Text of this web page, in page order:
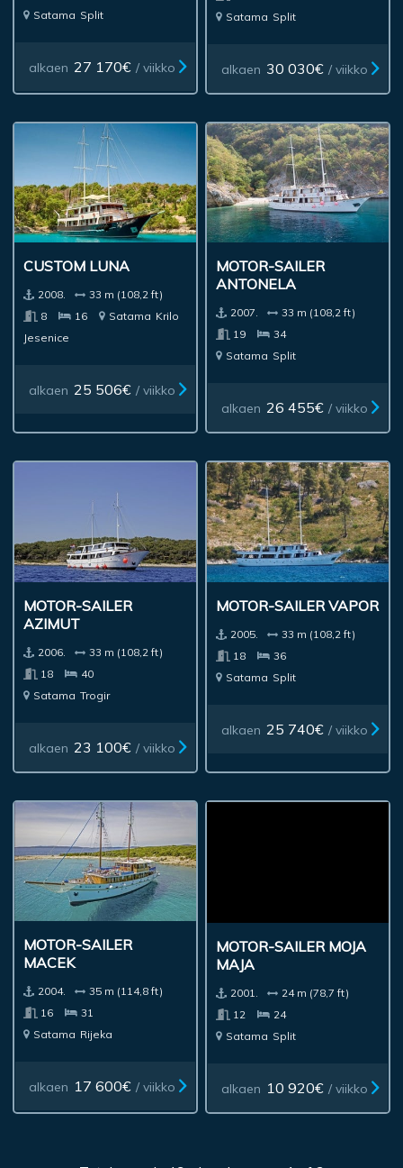
Satama Split
alkaen 27 170€ / viikko
Satama Split
alkaen 30 030€ / viikko
CUSTOM LUNA
2008.
33 m (108,2 ft)
8
16 Satama Krilo
Jesenice
alkaen 25 506€ / viikko
MOTOR-SAILER
ANTONELA
2007.
33 m (108,2 ft)
19
34
Satama Split
alkaen 26 455€ / viikko
MOTOR-SAILER
AZIMUT
2006.
33 m (108,2 ft)
18
40
Satama Trogir
alkaen 23 100€ / viikko
MOTOR-SAILER VAPOR
2005.
33 m (108,2 ft)
18
36
Satama Split
alkaen 25 740€ / viikko
MOTOR-SAILER
MACEK
2004.
35 m (114,8 ft)
16
31
Satama Rijeka
alkaen 17 600€ / viikko
MOTOR-SAILER MOJA
MAJA
2001.
24 m (78,7 ft)
12
24
Satama Split
alkaen 10 920€ / viikko